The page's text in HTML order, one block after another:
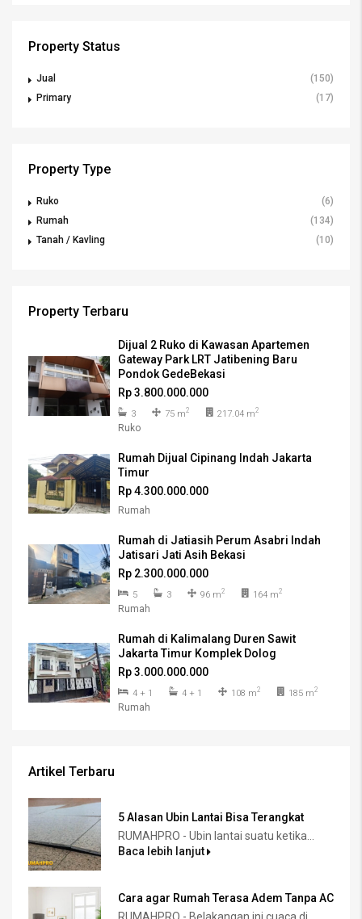
Property Status
Jual
(150)
Primary
(17)
Property Type
Ruko
(6)
Rumah
(134)
Tanah / Kavling
(10)
Property Terbaru
Dijual 2 Ruko di Kawasan Apartemen
Gateway Park LRT Jatibening Baru
Pondok GedeBekasi
Rp 3.800.000.000
3 75 m2 217.04 m2
Ruko
Rumah Dijual Cipinang Indah Jakarta
Timur
Rp 4.300.000.000
Rumah
Rumah di Jatiasih Perum Asabri Indah
Jatisari Jati Asih Bekasi
Rp 2.300.000.000
5 3 96 m2 164 m2
Rumah
Rumah di Kalimalang Duren Sawit
Jakarta Timur Komplek Dolog
Rp 3.000.000.000
4 + 1 4 + 1 108 m2 185 m2
Rumah
Artikel Terbaru
5 Alasan Ubin Lantai Bisa Terangkat
RUMAHPRO - Ubin lantai suatu ketika...
Baca lebih lanjut
Cara agar Rumah Terasa Adem Tanpa AC
RUMAHPRO - Belakangan ini cuaca di